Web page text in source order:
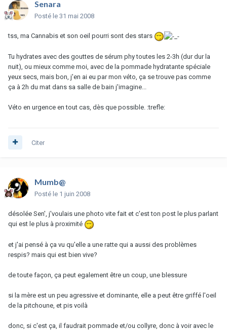
Senara
Posté le 31 mai 2008
tss, ma Cannabis et son oeil pourri sont des stars
Tu hydrates avec des gouttes de sérum phy toutes les 2-3h (dur dur la
nuit), ou mieux comme moi, avec de la pommade hydratante spéciale
yeux secs, mais bon, j'en ai eu par mon véto, ça se trouve pas comme
ça à 2h du mat dans sa salle de bain j'imagine...
Véto en urgence en tout cas, dès que possible. :trefle:
Citer
Mumb@
Posté le 1 juin 2008
désolée Sen', j'voulais une photo vite fait et c'est ton post le plus parlant
qui est le plus à proximité
et j'ai pensé à ça vu qu'elle a une ratte qui a aussi des problèmes
respis? mais qui est bien vive?
de toute façon, ça peut egalement être un coup, une blessure
si la mère est un peu agressive et dominante, elle a peut être griffé l'oeil
de la pitchoune, et pis voilà
donc, si c'est ça, il faudrait pommade et/ou collyre, donc à voir avec le